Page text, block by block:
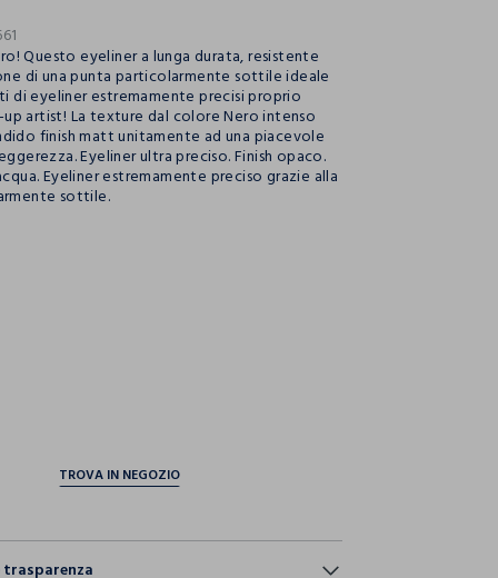
Questo eyeliner a lunga durata, resistente
di una punta particolarmente sottile ideale
di eyeliner estremamente precisi proprio
up artist! La texture dal colore Nero intenso
finish matt unitamente ad una piacevole
Eyeliner ultra preciso. Finish opaco.
Eyeliner estremamente preciso grazie alla
sottile.
trasparenza